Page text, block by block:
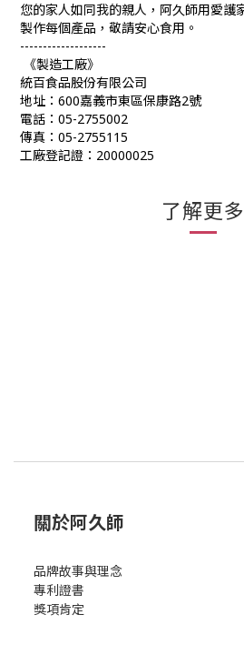
您的家人如同我的親人，阿久師用愛護
製作每個產品，敬請安心食用。
-------------------
《製造工廠》
統百食品股份有限公司
地址： 600嘉義市東區保康路2號
電話： 05-2755002
傳真： 05-2755115
工廠登記證： 20000025
了解更多
關於阿久師
品牌故事與理念
專利證書
獎項肯定